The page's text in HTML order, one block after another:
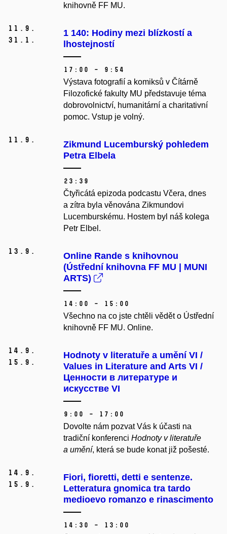
knihovně FF MU.
11. 9.
31. 1.
1 140: Hodiny mezi blízkostí a
lhostejností
17:00 – 9:54
Výstava fotografií a komiksů v Čítárně
Filozofické fakulty MU představuje téma
dobrovolnictví, humanitární a charitativní
pomoc. Vstup je volný.
11. 9.
Zikmund Lucemburský pohledem
Petra Elbela
23:39
Čtyřicátá epizoda podcastu Včera, dnes
a zítra byla věnována Zikmundovi
Lucemburskému. Hostem byl náš kolega
Petr Elbel.
13. 9.
Online Rande s knihovnou
(Ústřední knihovna FF MU | MUNI
ARTS)
14:00 – 15:00
Všechno na co jste chtěli vědět o Ústřední
knihovně FF MU. Online.
14. 9.
15. 9.
Hodnoty v literatuře a umění VI /
Values in Literature and Arts VI /
Ценности в литературе и
искусстве VI
9:00 – 17:00
Dovolte nám pozvat Vás k účasti na
tradiční konferenci Hodnoty v literatuře
a umění, která se bude konat již pošesté.
14. 9.
15. 9.
Fiori, fioretti, detti e sentenze.
Letteratura gnomica tra tardo
medioevo romanzo e rinascimento
14:30 – 13:00